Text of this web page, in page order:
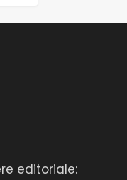
editoriale: